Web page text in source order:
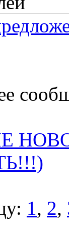
1, 2,